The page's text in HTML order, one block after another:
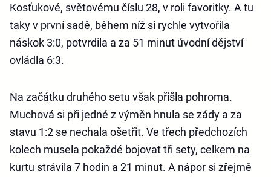
Kosťukové, světovému číslu 28, v roli favoritky. A tu
taky v první sadě, během níž si rychle vytvořila
náskok 3:0, potvrdila a za 51 minut úvodní dějství
ovládla 6:3.
Na začátku druhého setu však přišla pohroma.
Muchová si při jedné z výměn hnula se zády a za
stavu 1:2 se nechala ošetřit. Ve třech předchozích
kolech musela pokaždé bojovat tři sety, celkem na
kurtu strávila 7 hodin a 21 minut. A nápor si zřejmě